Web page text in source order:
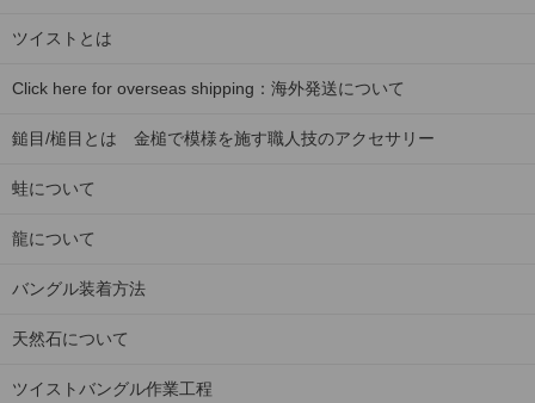
ツイストとは
Click here for overseas shipping：海外発送について
鎚目/槌目とは 金槌で模様を施す職人技のアクセサリー
蛙について
龍について
バングル装着方法
天然石について
ツイストバングル作業工程